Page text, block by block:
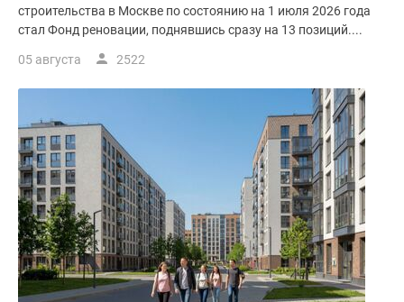
строительства в Москве по состоянию на 1 июля 2026 года
стал Фонд реновации, поднявшись сразу на 13 позиций....
05 августа 2522